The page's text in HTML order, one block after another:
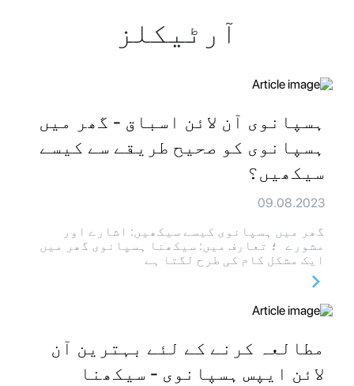
آرٹیکلز
ہسپانوی آن لائن اسباق - گھر میں
ہسپانوی کو صحیح طریقے سے کیسے
سیکھیں؟
09.08.2023
گھر میں ہسپانوی کیسے سیکھیں: اشارے اور
مشورے ؛ تعارف میں: سیکھنا ہسپانوی گھر میں
ایک مشکل کام کی طرح لگتا ہے
مطالعہ کرنے کے لئے بہترین آن
لائن ایپس ہسپانوی - سیکھنا